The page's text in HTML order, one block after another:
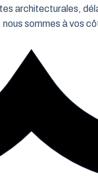
architecturales,
nous sommes à vos